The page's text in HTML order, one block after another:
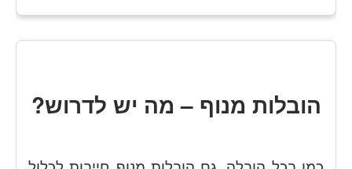
הובלות מנוף – מה יש לדרוש?